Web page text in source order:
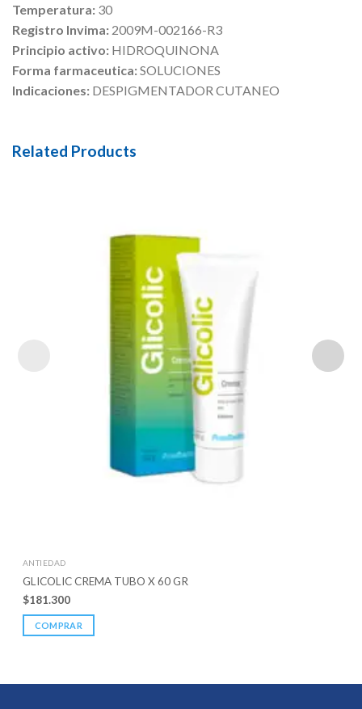
Temperatura: 30
Registro Invima: 2009M-002166-R3
Principio activo: HIDROQUINONA
Forma farmaceutica:SOLUCIONES
Indicaciones: DESPIGMENTADOR CUTANEO
Related Products
ANTIEDAD
GLICOLIC CREMA TUBO X 60 GR
$181.300
COMPRAR